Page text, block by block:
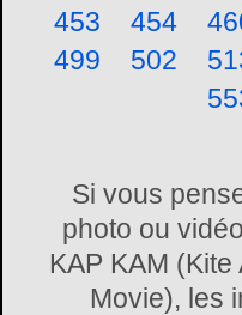
453
454
499
502
Si vous
photo ou
KAP KAM
Movie), les